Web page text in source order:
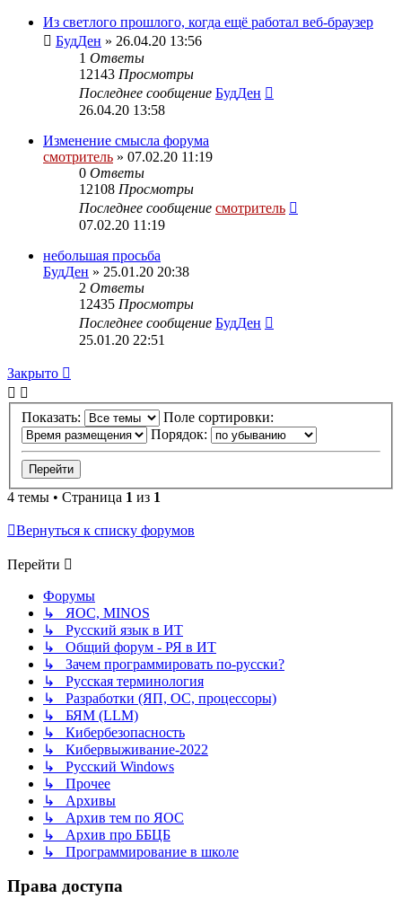
Из светлого прошлого, когда ещё работал веб-браузер
БудДен » 26.04.20 13:56
1 Ответы
12143 Просмотры
Последнее сообщение БудДен
26.04.20 13:58
Изменение смысла форума
смотритель » 07.02.20 11:19
0 Ответы
12108 Просмотры
Последнее сообщение смотритель
07.02.20 11:19
небольшая просьба
БудДен » 25.01.20 20:38
2 Ответы
12435 Просмотры
Последнее сообщение БудДен
25.01.20 22:51
Закрыто
Показать:
Поле сортировки:
Порядок:
4 темы • Страница 1 из 1
Вернуться к списку форумов
Перейти
Форумы
↳ ЯОС, MINOS
↳ Русский язык в ИТ
↳ Общий форум - РЯ в ИТ
↳ Зачем программировать по-русски?
↳ Русская терминология
↳ Разработки (ЯП, ОС, процессоры)
↳ БЯМ (LLM)
↳ Кибербезопасность
↳ Кибервыживание-2022
↳ Русский Windows
↳ Прочее
↳ Архивы
↳ Архив тем по ЯОС
↳ Архив про ББЦБ
↳ Программирование в школе
Права доступа